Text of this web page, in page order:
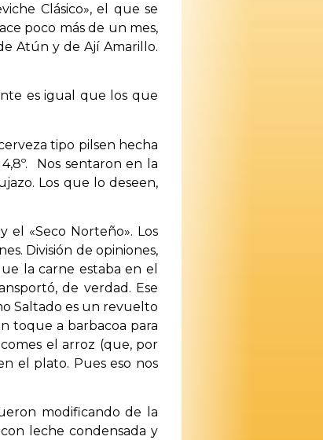
Clásico», el que se
poco más de un mes,
Atún y de Ají Amarillo.
es igual que los que
tipo pilsen hecha
Nos sentaron en la
Los que lo deseen,
el «Seco Norteño». Los
División de opiniones,
la carne estaba en el
de verdad. Ese
Saltado es un revuelto
toque a barbacoa para
el arroz (que, por
el plato. Pues eso nos
modificando de la
leche condensada y